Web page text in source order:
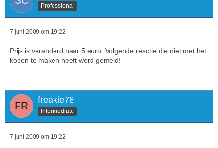
Professional
7 juni 2009 om 19:22
Prijs is veranderd naar 5 euro. Volgende reactie die niet met het
kopen te maken heeft word gemeld!
freakie78
Intermediate
7 juni 2009 om 19:22